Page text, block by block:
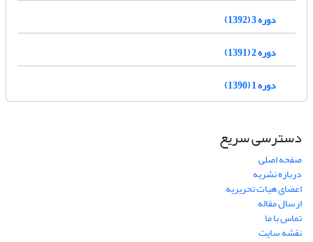
دوره 3 (1392)
دوره 2 (1391)
دوره 1 (1390)
دسترسی سریع
صفحه اصلی
درباره نشریه
اعضای هیات تحریریه
ارسال مقاله
تماس با ما
نقشه سایت